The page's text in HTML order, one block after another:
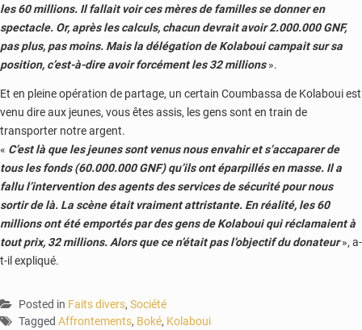
les 60 millions. Il fallait voir ces mères de familles se donner en
spectacle. Or, après les calculs, chacun devrait avoir 2.000.000 GNF,
pas plus, pas moins. Mais la délégation de Kolaboui campait sur sa
position, c’est-à-dire avoir forcément les 32 millions».
Et en pleine opération de partage, un certain Coumbassa de Kolaboui est
venu dire aux jeunes, vous êtes assis, les gens sont en train de
transporter notre argent.
« C’est là que les jeunes sont venus nous envahir et s’accaparer de
tous les fonds (60.000.000 GNF) qu’ils ont éparpillés en masse. Il a
fallu l’intervention des agents des services de sécurité pour nous
sortir de là. La scène était vraiment attristante. En réalité, les 60
millions ont été emportés par des gens de Kolaboui qui réclamaient à
tout prix, 32 millions. Alors que ce n’était pas l’objectif du donateur», a-
t-il expliqué.
Posted in Faits divers, Société
Tagged Affrontements, Boké, Kolaboui